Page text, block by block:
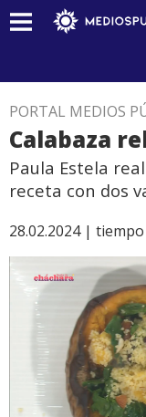
PORTAL MEDIOS
Calabaza
Paula Estela
receta con dos
28.02.2024 | tiempo